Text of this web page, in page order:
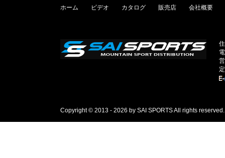
ホーム ビデオ カタログ 販売店 会社概要
Copyright © 2013 - 2026 by SAI SPORTS All rights reserved.